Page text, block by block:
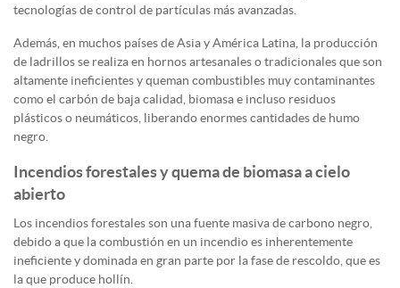
tecnologías de control de partículas más avanzadas.
Además, en muchos países de Asia y América Latina, la producción
de ladrillos se realiza en hornos artesanales o tradicionales que son
altamente ineficientes y queman combustibles muy contaminantes
como el carbón de baja calidad, biomasa e incluso residuos
plásticos o neumáticos, liberando enormes cantidades de humo
negro.
Incendios forestales y quema de biomasa a cielo
abierto
Los incendios forestales son una fuente masiva de carbono negro,
debido a que la combustión en un incendio es inherentemente
ineficiente y dominada en gran parte por la fase de rescoldo, que es
la que produce hollín.